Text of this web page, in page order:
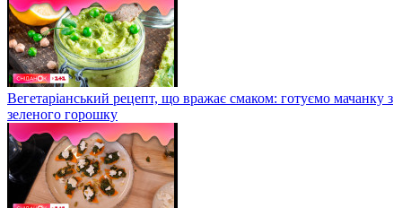
Вегетаріанський рецепт, що вражає смаком: готуємо мачанку з
зеленого горошку